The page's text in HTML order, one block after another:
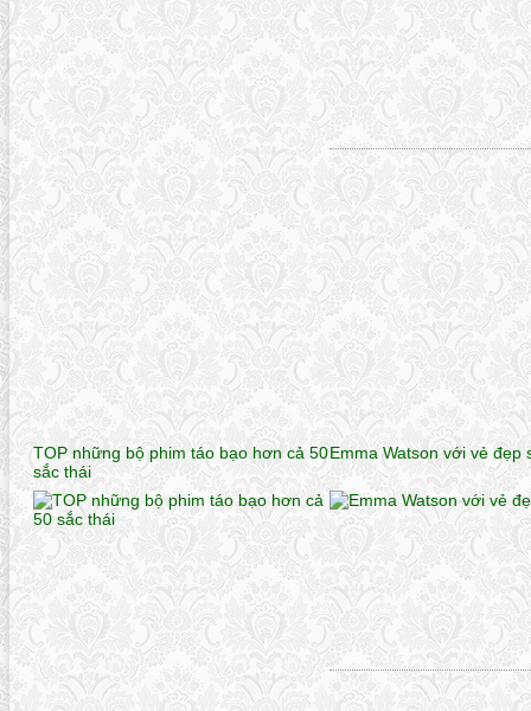
TOP những bộ phim táo bạo hơn cả 50
sắc thái
Emma Watson với vẻ đẹp